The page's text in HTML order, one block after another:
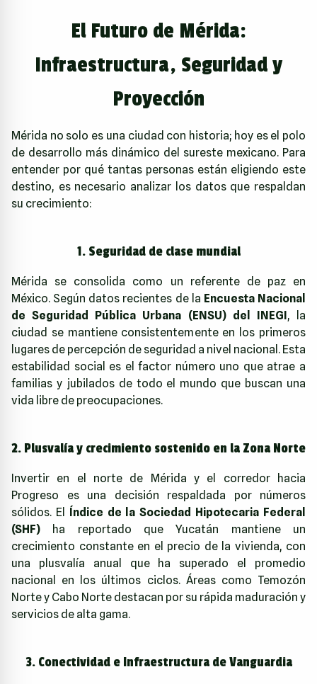
El Futuro de Mérida:
Infraestructura, Seguridad y
Proyección
Mérida no solo es una ciudad con historia; hoy es el polo
de desarrollo más dinámico del sureste mexicano. Para
entender por qué tantas personas están eligiendo este
destino, es necesario analizar los datos que respaldan
su crecimiento:
1. Seguridad de clase mundial
Mérida se consolida como un referente de paz en
México. Según datos recientes de la Encuesta Nacional
de Seguridad Pública Urbana (ENSU) del INEGI, la
ciudad se mantiene consistentemente en los primeros
lugares de percepción de seguridad a nivel nacional. Esta
estabilidad social es el factor número uno que atrae a
familias y jubilados de todo el mundo que buscan una
vida libre de preocupaciones.
2. Plusvalía y crecimiento sostenido en la Zona Norte
Invertir en el norte de Mérida y el corredor hacia
Progreso es una decisión respaldada por números
sólidos. El Índice de la Sociedad Hipotecaria Federal
(SHF) ha reportado que Yucatán mantiene un
crecimiento constante en el precio de la vivienda, con
una plusvalía anual que ha superado el promedio
nacional en los últimos ciclos. Áreas como Temozón
Norte y Cabo Norte destacan por su rápida maduración y
servicios de alta gama.
3. Conectividad e Infraestructura de Vanguardia